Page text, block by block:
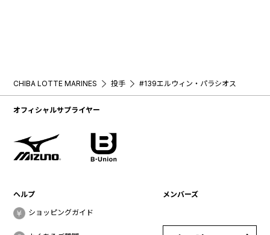
CHIBA LOTTE MARINES 投手 #139エルウィン・パラシオス
オフィシャルサプライヤー
ヘルプ
ショッピングガイド
メンバーズ